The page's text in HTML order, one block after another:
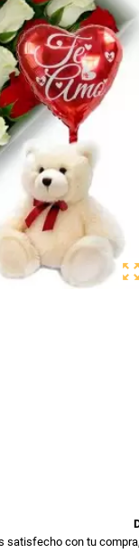
zoom_out_map
satisfecho con tu